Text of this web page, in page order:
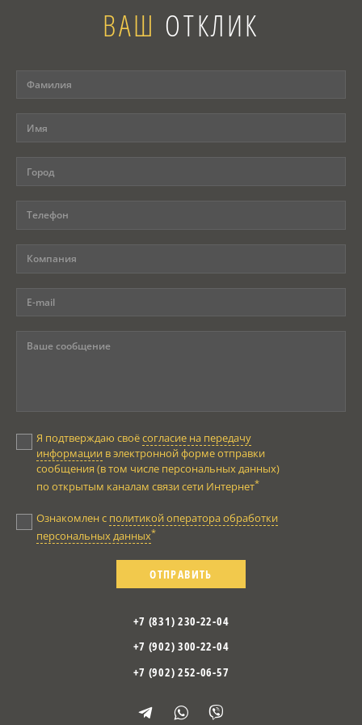
ВАШ ОТКЛИК
Я подтверждаю своёсогласие на передачу
информации в электронной форме отправки
сообщения (в том числе персональных данных)
по открытым каналам связи сети Интернет*
Ознакомлен с политикой оператора обработки
персональных данных*
ОТПРАВИТЬ
+7 (831) 230-22-04
+7 (902) 300-22-04
+7 (902) 252-06-57